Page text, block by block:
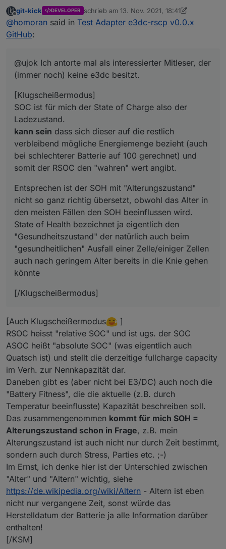
[Klugscheißermodus]
SOC ist für mich der State of Charge also der
bei schlechterer Batterie auf 100 gerechnet) und
somit der RSOC den "wahren" wert angibt.
State of Health bezeichnet ja eigentlich den
"Gesundheitszustand" der natürlich auch beim
"gesundheitlichen" Ausfall einer Zelle/einiger Zellen
auch nach geringem Alter bereits in die Knie gehen
könnte
Offline
git-kick DEVELOPER schrieb am 13. Nov. 2021, 18:41
zuletzt editiert von git-kick
@homoran said in Test Adapter e3dc-rscp v0.0.x
GitHub:
@ujok Ich antorte mal als interessierter Mitleser, der
(immer noch) keine e3dc besitzt.
[Klugscheißermodus]
SOC ist für mich der State of Charge also der
Ladezustand.
kann sein dass sich dieser auf die restlich
verbleibend mögliche Energiemenge bezieht (auch
bei schlechterer Batterie auf 100 gerechnet) und
somit der RSOC den "wahren" wert angibt.
Entsprechen ist der SOH mit "Alterungszustand"
nicht so ganz richtig übersetzt, obwohl das Alter in
den meisten Fällen den SOH beeinflussen wird.
State of Health bezeichnet ja eigentlich den
"Gesundheitszustand" der natürlich auch beim
"gesundheitlichen" Ausfall einer Zelle/einiger Zellen
auch nach geringem Alter bereits in die Knie gehen
könnte
[/Klugscheißermodus]
[Auch Klugscheißermodus
]
RSOC heisst "relative SOC" und ist ugs. der SOC
ASOC heißt "absolute SOC" (was eigentlich auch
Quatsch ist) und stellt die derzeitige fullcharge capacity
im Verh. zur Nennkapazität dar.
Daneben gibt es (aber nicht bei E3/DC) auch noch die
"Battery Fitness", die die aktuelle (z.B. durch
Temperatur beeinflusste) Kapazität beschreiben soll.
Das zusammengenommen kommt für mich SOH =
Alterungszustand schon in Frage, z.B. mein
Alterungszustand ist auch nicht nur durch Zeit bestimmt,
sondern auch durch Stress, Parties etc. ;-)
Im Ernst, ich denke hier ist der Unterschied zwischen
"Alter" und "Altern" wichtig, siehe
https://de.wikipedia.org/wiki/Altern - Altern ist eben
nicht nur vergangene Zeit, sonst würde das
Herstelldatum der Batterie ja alle Information darüber
enthalten!
[/KSM]